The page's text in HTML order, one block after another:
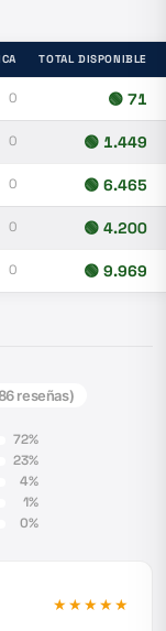
TOTAL DISPONIBLE
0 🟢 71
0 🟢 1.449
0 🟢 6.465
0 🟢 4.200
0 🟢 9.969
reseñas)
72%
23%
4%
1%
0%
★★★★★